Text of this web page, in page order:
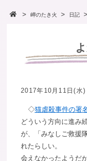
岬のたき火 日記
2017年10月11日(水
◇猫虐殺事件の署
どういう方向に進み
が、「みなしご救援
れたらしい。
会えなかったようだ